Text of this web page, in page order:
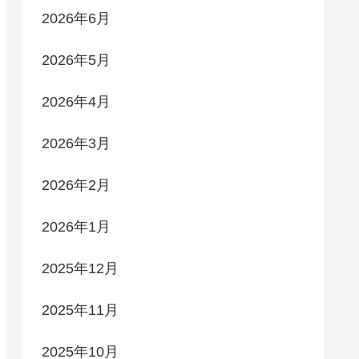
2026年6月
2026年5月
2026年4月
2026年3月
2026年2月
2026年1月
2025年12月
2025年11月
2025年10月